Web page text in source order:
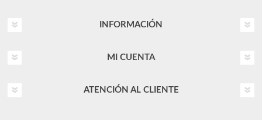
INFORMACIÓN
MI CUENTA
ATENCIÓN AL CLIENTE